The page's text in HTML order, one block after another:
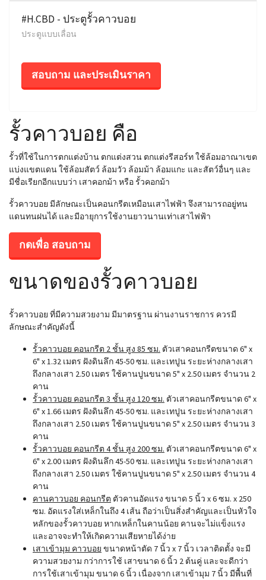
#H.CBD - ประตูรั้วคาวบอย
ประตูแบบเลื่อน
สอบถาม และประเมินราคา
รั้วคาวบอย คือ
รั้วที่ใช้ในการตกแต่งบ้าน ตกแต่งสวน ตกแต่งรีสอร์ท ใช้ล้อมอาณาเขต
แบ่งแขตแดน ใช้ล้อมสัตว์ ล้อมวัว ล้อมม้า ล้อมแกะ และสัตว์อื่นๆ และ
มีชื่อเรียกอีกแบบว่า เสาคอกม้า หรือ รั้วคอกม้า
รั้วคาวบอย มีลักษณะเป็นคอนกรีตเหมือนเสาไฟฟ้า จึงสามารถอยู่ทน
แดนทนฝนได้ และมีอายุการใช้งานยาวนานเท่าเสาไฟฟ้า
กดเพื่อ สอบถาม
ขนาดของรั้วคาวบอย
รั้วคาวบอย ที่มีความสวยงาม มีมาตรฐาน ผ่านงานราชการ ควรมี
ลักษณะสำคัญดังนี้
รั้วคาวบอย คอนกรีต 2 ชั้น สูง 85 ซม. ตัวเสาคอนกรีตขนาด 6" x
6" x 1.32 เมตร ฝังดินลึก 45-50 ซม. และเทปูน ระยะห่างกลางเสา
ถึงกลางเสา 2.50 เมตร ใช้คานปูนขนาด 5" x 2.50 เมตร จำนวน 2
คาน
รั้วคาวบอย คอนกรีต 3 ชั้น สูง 120 ซม. ตัวเสาคอนกรีตขนาด 6" x
6" x 1.66 เมตร ฝังดินลึก 45-50 ซม. และเทปูน ระยะห่างกลางเสา
ถึงกลางเสา 2.50 เมตร ใช้คานปูนขนาด 5" x 2.50 เมตร จำนวน 3
คาน
รั้วคาวบอย คอนกรีต 4 ชั้น สูง 200 ซม. ตัวเสาคอนกรีตขนาด 6" x
6" x 2.00 เมตร ฝังดินลึก 45-50 ซม. และเทปูน ระยะห่างกลางเสา
ถึงกลางเสา 2.50 เมตร ใช้คานปูนขนาด 5" x 2.50 เมตร จำนวน 4
คาน
คานคาวบอย คอนกรีต ตัวคานอัดแรง ขนาด 5 นิ้ว x 6 ซม. x 250
ซม. อัดแรงใส่เหล็กในถึง 4 เส้น ถือว่าเป็นสิ่งสำคัญและเป็นหัวใจ
หลักของรั้วคาวบอย หากเหล็กในคานน้อย คานจะไม่แข็งแรง
และอาจจะทำให้เกิดความเสียหายได้ง่าย
เสาเข้ามุม คาวบอย ขนาดหน้าตัด 7 นิ้ว x 7 นิ้ว เวลาติดตั้ง จะมี
ความสวยงาม กว่าการใช้ เสาขนาด 6 นิ้ว 2 ต้นคู่ และจะดีกว่า
การใช้เสาเข้ามุม ขนาด 6 นิ้ว เนื่องจาก เสาเข้ามุม 7 นิ้ว มีพื้นที่